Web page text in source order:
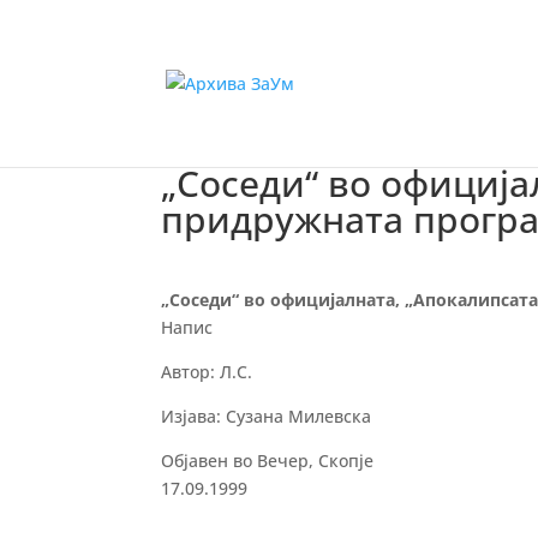
„Соседи“ во
придружната
„Соседи“ во официјалната,
Напис
Автор: Л.С.
Изјава: Сузана Милевска
Објавен во Вечер, Скопје
17.09.1999